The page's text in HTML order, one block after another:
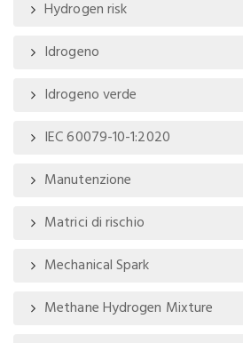
Hydrogen risk
Idrogeno
Idrogeno verde
IEC 60079-10-1:2020
Manutenzione
Matrici di rischio
Mechanical Spark
Methane Hydrogen Mixture